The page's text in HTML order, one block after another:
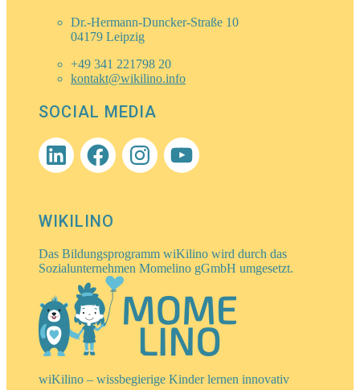
Dr.-Hermann-Duncker-Straße 10
04179 Leipzig
+49 341 221798 20
kontakt@wikilino.info
SOCIAL MEDIA
LinkedInFacebookInstagramYouTube
WIKILINO
Das Bildungsprogramm wiKilino wird durch das
Sozialunternehmen Momelino gGmbH umgesetzt.
wiKilino – wissbegierige Kinder lernen innovativ